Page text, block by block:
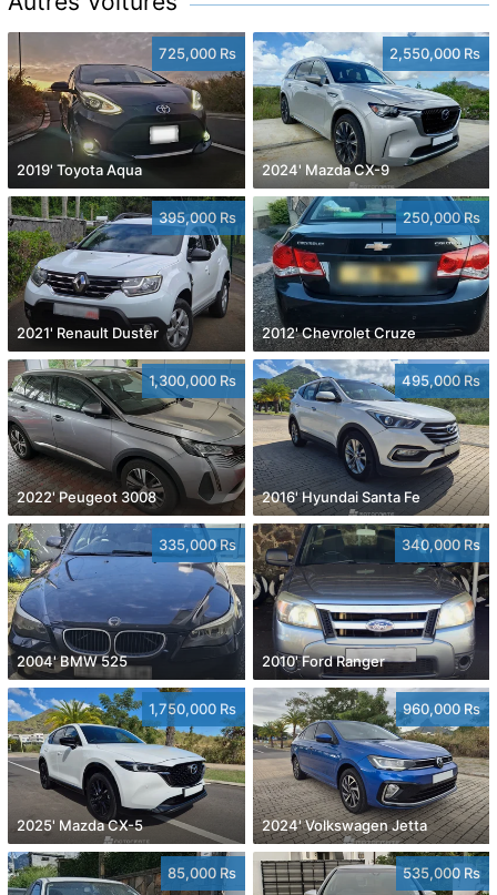
725,000 Rs
2019' Toyota Aqua
2,550,000 Rs
2024' Mazda CX-9
395,000 Rs
2021' Renault Duster
250,000 Rs
2012' Chevrolet Cruze
1,300,000 Rs
2022' Peugeot 3008
495,000 Rs
2016' Hyundai Santa Fe
335,000 Rs
2004' BMW 525
340,000 Rs
2010' Ford Ranger
1,750,000 Rs
2025' Mazda CX-5
960,000 Rs
2024' Volkswagen Jetta
85,000 Rs 535,000 Rs